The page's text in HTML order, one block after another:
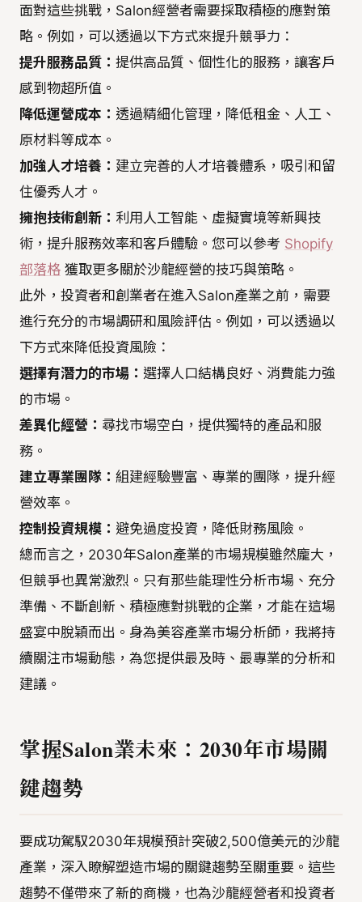
面對這些挑戰，Salon經營者需要採取積極的應對策
略。例如，可以透過以下方式來提升競爭力：
提升服務品質： 提供高品質、個性化的服務，讓客戶
感到物超所值。
降低運營成本： 透過精細化管理，降低租金、人工、
原材料等成本。
加強人才培養： 建立完善的人才培養體系，吸引和留
住優秀人才。
擁抱技術創新： 利用人工智能、虛擬實境等新興技
術，提升服務效率和客戶體驗。您可以參考 Shopify
部落格 獲取更多關於沙龍經營的技巧與策略。
此外，投資者和創業者在進入Salon產業之前，需要
進行充分的市場調研和風險評估。例如，可以透過以
下方式來降低投資風險：
選擇有潛力的市場： 選擇人口結構良好、消費能力強
的市場。
差異化經營： 尋找市場空白，提供獨特的產品和服
務。
建立專業團隊： 組建經驗豐富、專業的團隊，提升經
營效率。
控制投資規模： 避免過度投資，降低財務風險。
總而言之，2030年Salon產業的市場規模雖然龐大，
但競爭也異常激烈。只有那些能理性分析市場、充分
準備、不斷創新、積極應對挑戰的企業，才能在這場
盛宴中脫穎而出。身為美容產業市場分析師，我將持
續關注市場動態，為您提供最及時、最專業的分析和
建議。
掌握Salon業未來：2030年市場關
鍵趨勢
要成功駕馭2030年規模預計突破2,500億美元的沙龍
產業，深入瞭解塑造市場的關鍵趨勢至關重要。這些
趨勢不僅帶來了新的商機，也為沙龍經營者和投資者